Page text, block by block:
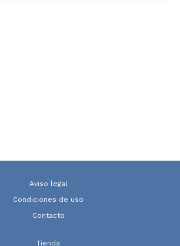
Aviso legal
Condiciones de uso
Contacto
Tienda